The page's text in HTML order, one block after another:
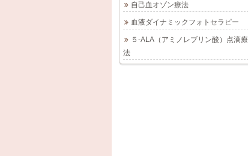
自己血オゾン療法
血液ダイナミックフォトセラピー
５-ALA（アミノレブリン酸）点滴療
法